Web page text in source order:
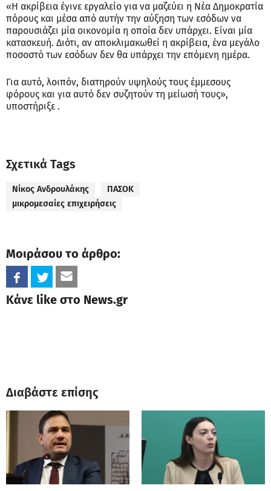
«Η ακρίβεια έγινε εργαλείο για να μαζεύει η Νέα Δημοκρατία
πόρους και μέσα από αυτήν την αύξηση των εσόδων να
παρουσιάζει μία οικονομία η οποία δεν υπάρχει. Είναι μία
κατασκευή. Διότι, αν αποκλιμακωθεί η ακρίβεια, ένα μεγάλο
ποσοστό των εσόδων δεν θα υπάρχει την επόμενη ημέρα.
Για αυτό, λοιπόν, διατηρούν υψηλούς τους έμμεσους
φόρους και για αυτό δεν συζητούν τη μείωσή τους»,
υποστήριξε .
Σχετικά Tags
Νίκος Ανδρουλάκης
ΠΑΣΟΚ
μικρομεσαίες επιχειρήσεις
Μοιράσου το άρθρο:
Κάνε like στο News.gr
Διαβάστε επίσης